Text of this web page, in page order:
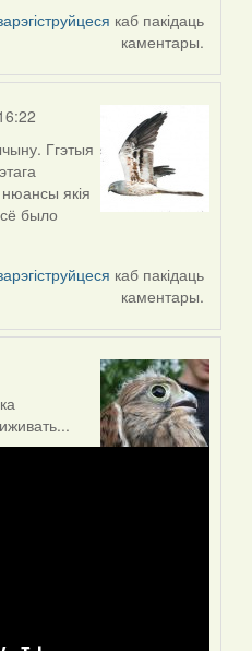
каб пакідаць
каментары.
Ггэтыя
якія
было
каб пакідаць
каментары.